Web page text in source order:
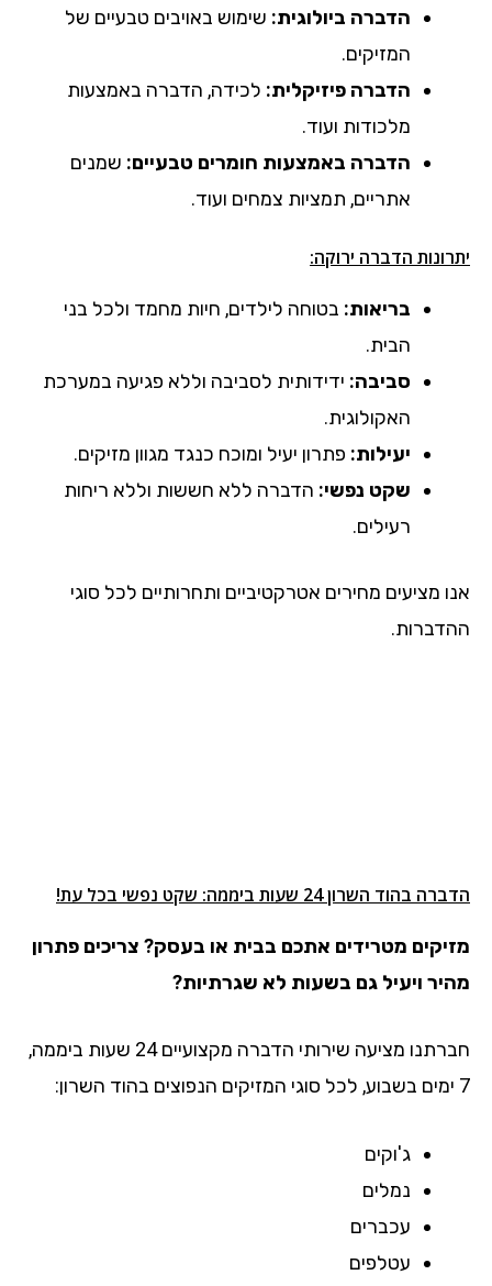
הדברה ביולוגית: שימוש באויבים טבעיים של
המזיקים.
הדברה פיזיקלית: לכידה, הדברה באמצעות
מלכודות ועוד.
הדברה באמצעות חומרים טבעיים: שמנים
אתריים, תמציות צמחים ועוד.
יתרונות הדברה ירוקה:
בריאות: בטוחה לילדים, חיות מחמד ולכל בני
הבית.
סביבה: ידידותית לסביבה וללא פגיעה במערכת
האקולוגית.
יעילות: פתרון יעיל ומוכח כנגד מגוון מזיקים.
שקט נפשי: הדברה ללא חששות וללא ריחות
רעילים.
אנו מציעים מחירים אטרקטיביים ותחרותיים לכל סוגי
ההדברות.
הדברה בהוד השרון 24 שעות ביממה: שקט נפשי בכל עת!
מזיקים מטרידים אתכם בבית או בעסק? צריכים פתרון
מהיר ויעיל גם בשעות לא שגרתיות?
חברתנו מציעה שירותי הדברה מקצועיים 24 שעות ביממה,
7 ימים בשבוע, לכל סוגי המזיקים הנפוצים בהוד השרון:
ג'וקים
נמלים
עכברים
עטלפים